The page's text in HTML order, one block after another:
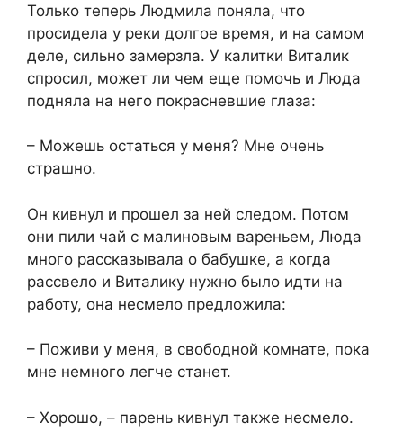
Только теперь Людмила поняла, что
просидела у реки долгое время, и на самом
деле, сильно замерзла. У калитки Виталик
спросил, может ли чем еще помочь и Люда
подняла на него покрасневшие глаза:
– Можешь остаться у меня? Мне очень
страшно.
Он кивнул и прошел за ней следом. Потом
они пили чай с малиновым вареньем, Люда
много рассказывала о бабушке, а когда
рассвело и Виталику нужно было идти на
работу, она несмело предложила:
– Поживи у меня, в свободной комнате, пока
мне немного легче станет.
– Хорошо, – парень кивнул также несмело.